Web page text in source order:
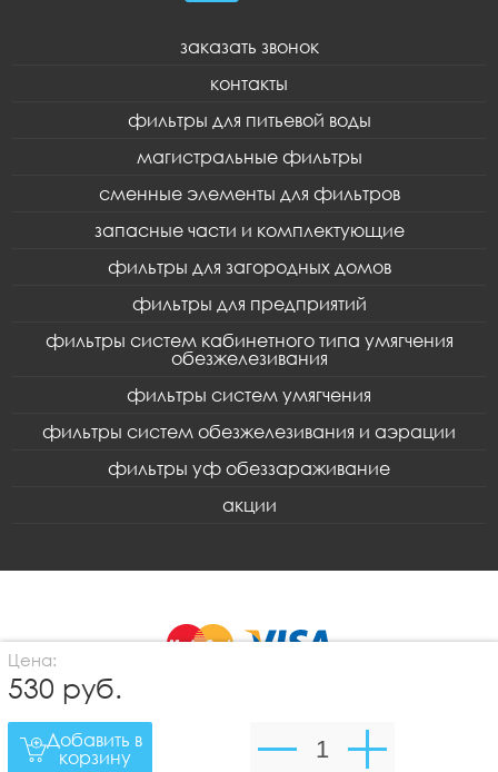
Цена:
530 руб.
Добавить в
корзину
заказать звонок
контакты
фильтры для питьевой воды
магистральные фильтры
сменные элементы для фильтров
запасные части и комплектующие
фильтры для загородных домов
фильтры для предприятий
фильтры систем кабинетного типа умягчения
обезжелезивания
фильтры систем умягчения
фильтры систем обезжелезивания и аэрации
фильтры уф обеззараживание
акции
© 1997-2026 Интернет магазин Фильтрводы.рф -
фильтры для очистки воды с доставкой по Туле и
области.